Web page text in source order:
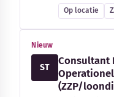
Op locatie
Nieuw
ST
Consultant
(ZZP/